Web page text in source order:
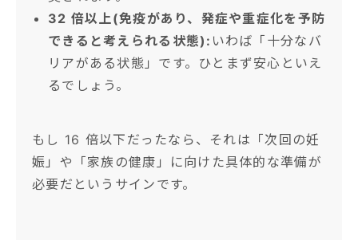
32 倍以上(免疫があり、発症や重症化を予防
できると考えられる状態): いわば「十分なバ
リアがある状態」です。ひとまず安心といえ
るでしょう。
もし 16 倍以下だったなら、それは「次回の妊
娠」や「家族の健康」に向けた具体的な準備が
必要だというサインです。